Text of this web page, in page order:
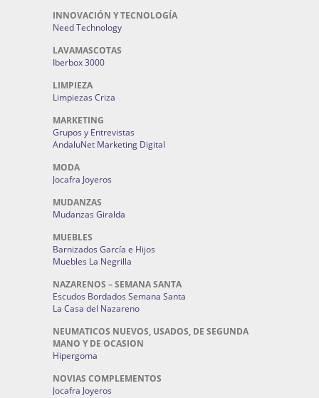
INNOVACIÓN Y TECNOLOGÍA
Need Technology
LAVAMASCOTAS
Iberbox 3000
LIMPIEZA
Limpiezas Criza
MARKETING
Grupos y Entrevistas
AndaluNet Marketing Digital
MODA
Jocafra Joyeros
MUDANZAS
Mudanzas Giralda
MUEBLES
Barnizados García e Hijos
Muebles La Negrilla
NAZARENOS – SEMANA SANTA
Escudos Bordados Semana Santa
La Casa del Nazareno
NEUMATICOS NUEVOS, USADOS, DE SEGUNDA
MANO Y DE OCASION
Hipergoma
NOVIAS COMPLEMENTOS
Jocafra Joyeros